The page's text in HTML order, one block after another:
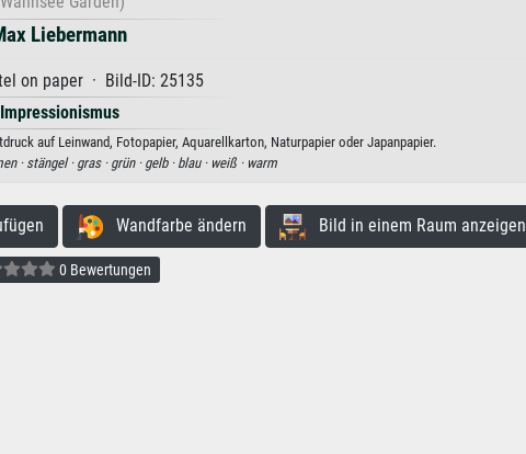
Liebermann
on paper · Bild-ID: 25135
Impressionismus
auf Leinwand, Fotopapier, Aquarellkarton, Naturpapier oder Japanpapier.
· stängel · gras · grün · gelb · blau · weiß · warm
Wandfarbe ändern Bild in einem Raum anzeigen
0 Bewertungen